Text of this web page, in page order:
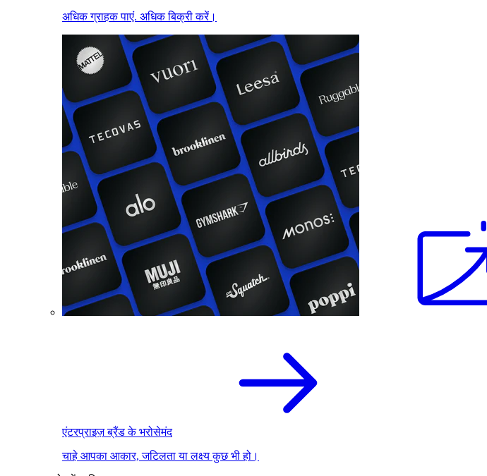
अधिक ग्राहक पाएं. अधिक बिक्री करें।
एंटरप्राइज़ ब्रैंड के भरोसेमंद
चाहे आपका आकार, जटिलता या लक्ष्य कुछ भी हो।